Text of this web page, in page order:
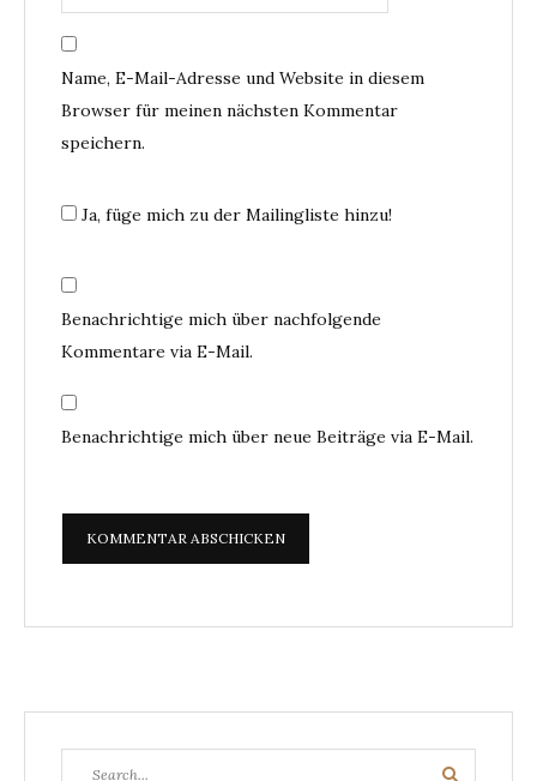
Name, E-Mail-Adresse und Website in diesem
Browser für meinen nächsten Kommentar
speichern.
Ja, füge mich zu der Mailingliste hinzu!
Benachrichtige mich über nachfolgende
Kommentare via E-Mail.
Benachrichtige mich über neue Beiträge via E-Mail.